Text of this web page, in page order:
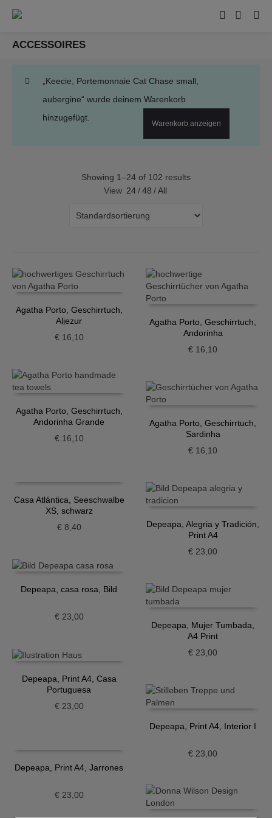
ACCESSOIRES
„Keecie, Portemonnaie Cat Chase small,
aubergine“ wurde deinem Warenkorb
hinzugefügt.
Warenkorb anzeigen
Showing 1–24 of 102 results
View 24 / 48 / All
Agatha Porto, Geschirrtuch,
Aljezur
€16,10
Agatha Porto, Geschirrtuch,
Andorinha
€ 16,10
Agatha Porto, Geschirrtuch,
Andorinha Grande
€16,10
Agatha Porto, Geschirrtuch,
Sardinha
€ 16,10
Casa Atlántica, Seeschwalbe
XS, schwarz
€8,40
Depeapa, Alegria y Tradición,
Print A4
€ 23,00
Depeapa, casa rosa, Bild
€23,00
Depeapa, Mujer Tumbada,
A4 Print
€ 23,00
Depeapa, Print A4, Casa
Portuguesa
€23,00
Depeapa, Print A4, Interior I
€ 23,00
Depeapa, Print A4, Jarrones
€23,00